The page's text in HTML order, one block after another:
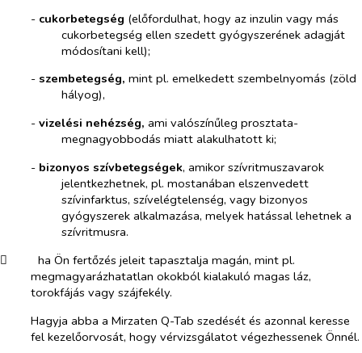
-​ cukorbetegség (előfordulhat, hogy az inzulin vagy más
cukorbetegség ellen szedett gyógyszerének adagját
módosítani kell);
-​ szembetegség, mint pl. emelkedett szembelnyomás (zöld
hályog),
-​ vizelési nehézség, ami valószínűleg prosztata-
megnagyobbodás miatt alakulhatott ki;
-​ bizonyos szívbetegségek, amikor szívritmuszavarok
jelentkezhetnek, pl. mostanában elszenvedett
szívinfarktus, szívelégtelenség, vagy bizonyos
gyógyszerek alkalmazása, melyek hatással lehetnek a
szívritmusra.
​
ha Ön fertőzés jeleit tapasztalja magán, mint pl.
megmagyarázhatatlan okokból kialakuló magas láz,
torokfájás vagy szájfekély.
Hagyja abba a Mirzaten Q-Tab szedését és azonnal keresse
fel kezelőorvosát, hogy vérvizsgálatot végezhessenek Önnél.